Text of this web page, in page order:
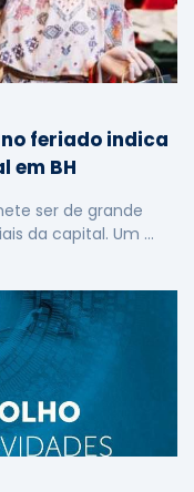
feriado indica
em BH
ser de grande
da capital. Um …